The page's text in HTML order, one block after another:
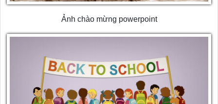
Ảnh chào mừng powerpoint